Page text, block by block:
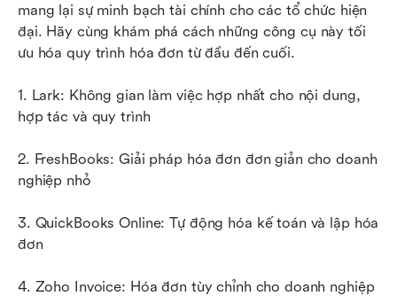
mang lại sự minh bạch tài chính cho các tổ chức hiện
đại. Hãy cùng khám phá cách những công cụ này tối
ưu hóa quy trình hóa đơn từ đầu đến cuối.
1. Lark: Không gian làm việc hợp nhất cho nội dung,
hợp tác và quy trình
2. FreshBooks: Giải pháp hóa đơn đơn giản cho doanh
nghiệp nhỏ
3. QuickBooks Online: Tự động hóa kế toán và lập hóa
đơn
4. Zoho Invoice: Hóa đơn tùy chỉnh cho doanh nghiệp